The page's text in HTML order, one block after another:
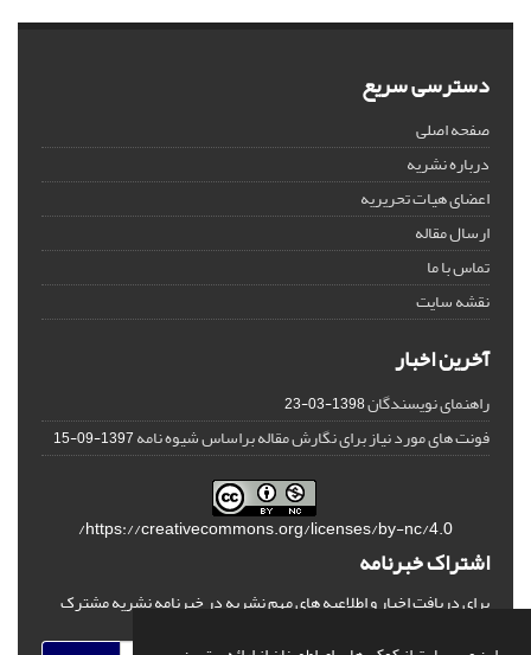
دسترسی سریع
صفحه اصلی
درباره نشریه
اعضای هیات تحریریه
ارسال مقاله
تماس با ما
نقشه سایت
آخرین اخبار
راهنمای نویسندگان1398-03-23
فونت های مورد نیاز برای نگارش مقاله براساس شیوه نامه1397-09-15
https://creativecommons.org/licenses/by-nc/4.0/
اشتراک خبرنامه
برای دریافت اخبار و اطلاعیه های مهم نشریه در خبرنامه نشریه مشترک